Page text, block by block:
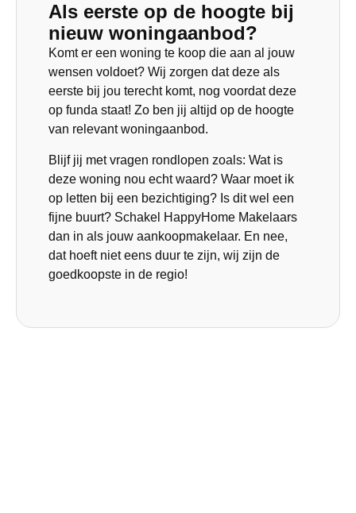
Als eerste op de hoogte bij
nieuw woningaanbod?
Komt er een woning te koop die aan al jouw
wensen voldoet? Wij zorgen dat deze als
eerste bij jou terecht komt, nog voordat deze
op funda staat! Zo ben jij altijd op de hoogte
van relevant woningaanbod.
Blijf jij met vragen rondlopen zoals: Wat is
deze woning nou echt waard? Waar moet ik
op letten bij een bezichtiging? Is dit wel een
fijne buurt? Schakel HappyHome Makelaars
dan in als jouw aankoopmakelaar. En nee,
dat hoeft niet eens duur te zijn, wij zijn de
goedkoopste in de regio!